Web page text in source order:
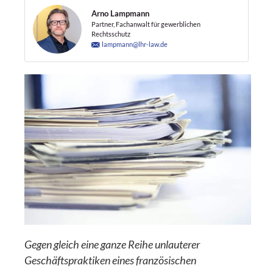
Arno Lampmann
Partner, Fachanwalt für gewerblichen
Rechtsschutz
lampmann@lhr-law.de
Gegen gleich eine ganze Reihe unlauterer
Geschäftspraktiken eines französischen